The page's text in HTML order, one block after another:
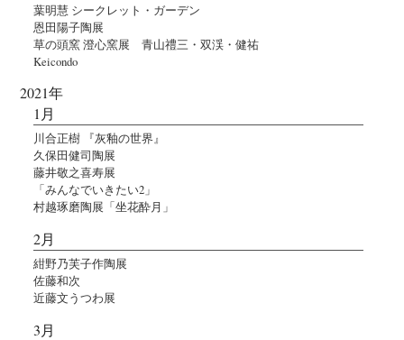
葉明慧 シークレット・ガーデン
恩田陽子陶展
草の頭窯 澄心窯展 青山禮三・双渓・健祐
Keicondo
2021年
1月
川合正樹 『灰釉の世界』
久保田健司陶展
藤井敬之喜寿展
「みんなでいきたい2」
村越琢磨陶展「坐花酔月」
2月
紺野乃芙子作陶展
佐藤和次
近藤文うつわ展
3月